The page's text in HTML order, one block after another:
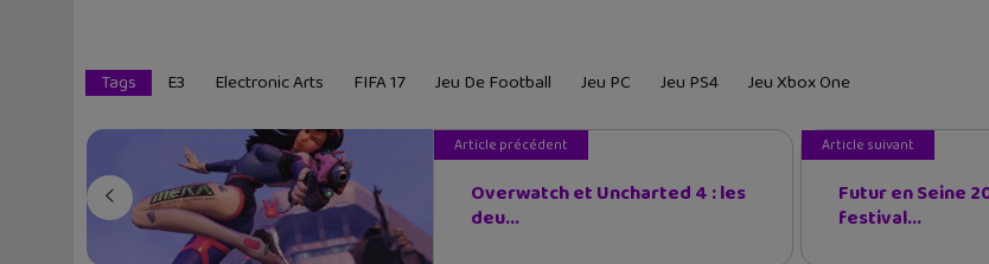
Tags E3 Electronic Arts FIFA 17 Jeu De Football Jeu PC Jeu PS4 Jeu Xbox One
Article précédent
Overwatch et Uncharted 4 : les
deu...
Article suivant
Futur en Seine
festival...